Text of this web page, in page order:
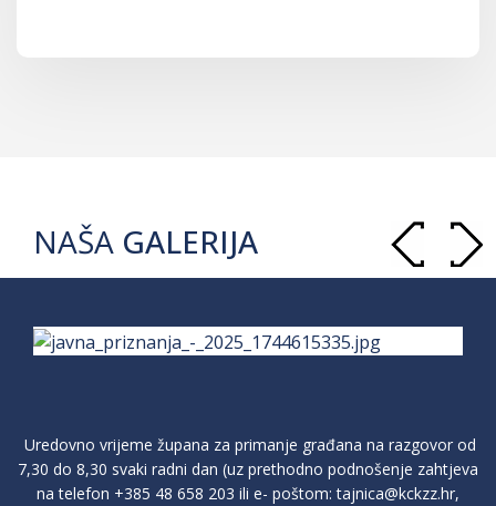
NAŠA GALERIJA
Uredovno vrijeme župana za primanje građana na razgovor od
7,30 do 8,30 svaki radni dan (uz prethodno podnošenje zahtjeva
na telefon +385 48 658 203 ili e- poštom:tajnica@kckzz.hr,